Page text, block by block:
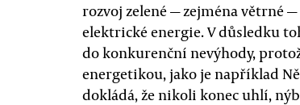
rozvoj zelené — zejména větrné
elektrické energie. V důsledku
do konkurenční nevýhody,
energetikou, jako je například
dokládá, že nikoli konec uhlí,